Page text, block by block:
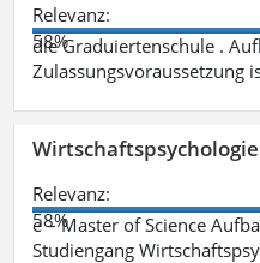
Relevanz:
58%
die Graduiertenschule .
Zulassungsvoraussetzung
Wirtschaftspsychologie
Relevanz:
58%
e – Master of Science
Studiengang